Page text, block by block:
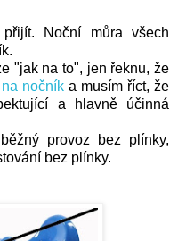
Noční můra všech
"jak na to", jen řeknu, že
nočníka musím říct, že
a hlavně účinná
provoz bez plínky,
bez plínky.